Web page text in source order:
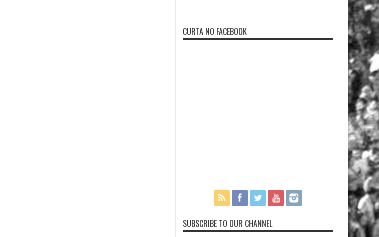
CURTA NO FACEBOOK
SUBSCRIBE TO OUR CHANNEL